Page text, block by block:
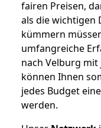
fairen Preisen,
als die wichtigen
kümmern
umfangreiche
nach Velburg
können Ihnen
jedes Budget
werden.